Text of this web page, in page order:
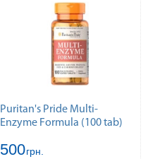
Puritan's Pride Multi-
Enzyme Formula (100 tab)
500грн.